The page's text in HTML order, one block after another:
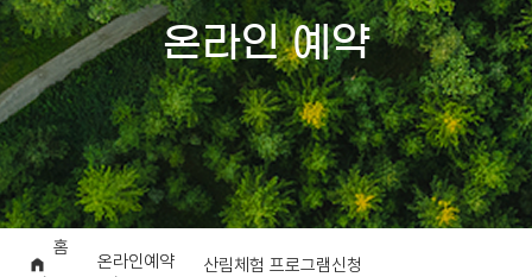
온라인 예약
홈
온라인예약 산림체험 프로그램신청